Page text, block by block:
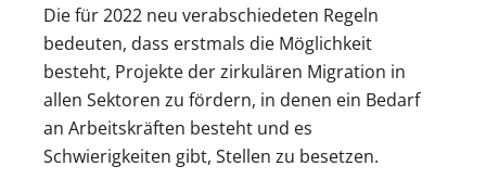
Die für 2022 neu verabschiedeten Regeln
bedeuten, dass erstmals die Möglichkeit
besteht, Projekte der zirkulären Migration in
allen Sektoren zu fördern, in denen ein Bedarf
an Arbeitskräften besteht und es
Schwierigkeiten gibt, Stellen zu besetzen.